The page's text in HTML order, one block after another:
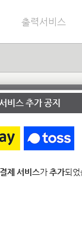
출력서비스
1:1 문
비스 추가 공지
제 서비스가추가되